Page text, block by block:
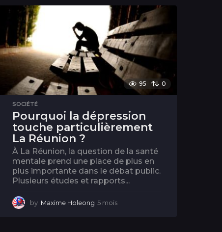
95 0
SOCIÉTÉ
Pourquoi la dépression
touche particulièrement
La Réunion ?
À La Réunion, la question de la santé
mentale prend une place de plus en
plus importante dans le débat public.
Plusieurs études et rapports...
by Maxime Holeong 5 mois